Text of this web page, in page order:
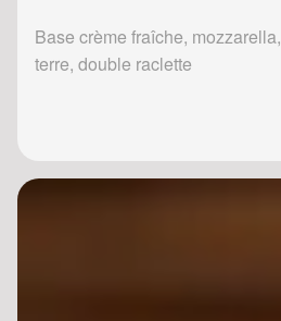
Base crème fraîche,
terre, double raclette